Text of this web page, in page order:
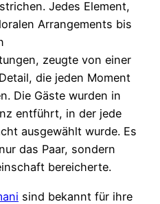
Jedes Element,
Arrangements bis
zeugte von einer
die jeden Moment
Die Gäste wurden in
entführt, in der jede
ausgewählt wurde. Es
das Paar, sondern
bereicherte.
sind bekannt für ihre